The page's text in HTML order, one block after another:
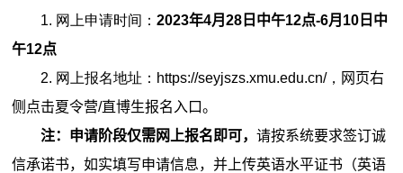
1. 网上申请时间： 2023年4月28日中午12点-6月10日中
午12点
2. 网上报名地址：https://seyjszs.xmu.edu.cn/， 网页右
侧点击夏令营/直博生报名入口。
注：申请阶段仅需网上报名即可， 请按系统要求签订诚
信承诺书，如实填写申请信息，并上传英语水平证书（英语